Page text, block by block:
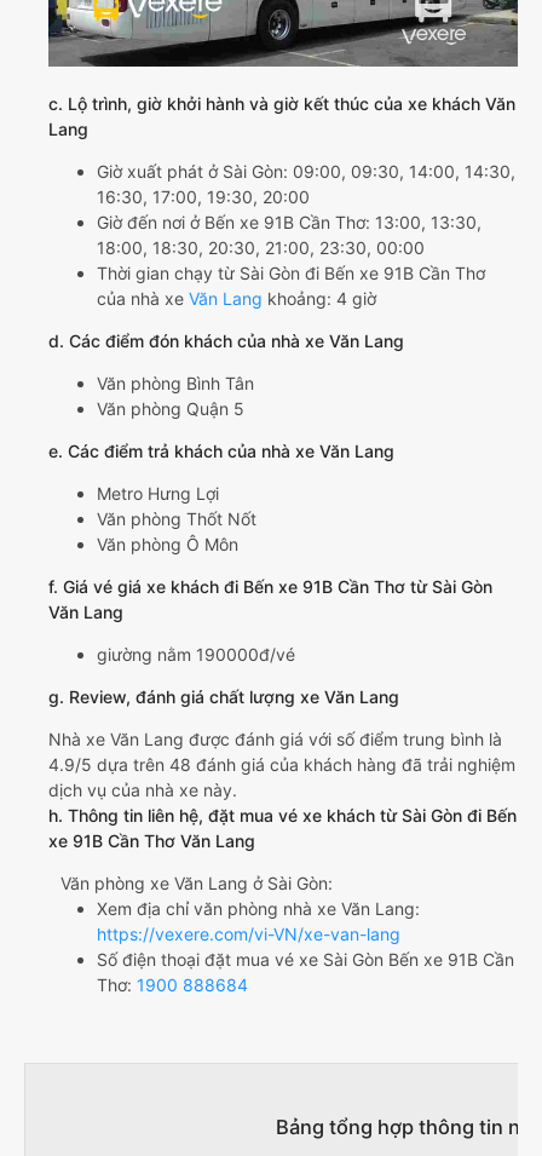
c. Lộ trình, giờ khởi hành và giờ kết thúc của xe khách Văn
Lang
Giờ xuất phát ở Sài Gòn: 09:00, 09:30, 14:00, 14:30,
16:30, 17:00, 19:30, 20:00
Giờ đến nơi ở Bến xe 91B Cần Thơ: 13:00, 13:30,
18:00, 18:30, 20:30, 21:00, 23:30, 00:00
Thời gian chạy từ Sài Gòn đi Bến xe 91B Cần Thơ
của nhà xe Văn Lang khoảng: 4 giờ
d. Các điểm đón khách của nhà xe Văn Lang
Văn phòng Bình Tân
Văn phòng Quận 5
e. Các điểm trả khách của nhà xe Văn Lang
Metro Hưng Lợi
Văn phòng Thốt Nốt
Văn phòng Ô Môn
f. Giá vé giá xe khách đi Bến xe 91B Cần Thơ từ Sài Gòn
Văn Lang
giường nằm 190000đ/vé
g. Review, đánh giá chất lượng xe Văn Lang
Nhà xe Văn Lang được đánh giá với số điểm trung bình là
4.9/5 dựa trên 48 đánh giá của khách hàng đã trải nghiệm
dịch vụ của nhà xe này.
h. Thông tin liên hệ, đặt mua vé xe khách từ Sài Gòn đi Bến
xe 91B Cần Thơ Văn Lang
Văn phòng xe Văn Lang ở Sài Gòn:
Xem địa chỉ văn phòng nhà xe Văn Lang:
https://vexere.com/vi-VN/xe-van-lang
Số điện thoại đặt mua vé xe Sài Gòn Bến xe 91B Cần
Thơ: 1900 888684
Bảng tổng hợp thông tin